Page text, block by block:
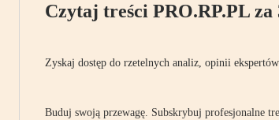
Czytaj treści PRO.RP.PL za
Zyskaj dostęp do rzetelnych analiz, opinii
Buduj swoją przewagę. Subskrybuj profesjonalne